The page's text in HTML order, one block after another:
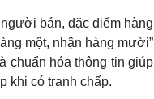
bán, đặc điểm hàng
một, nhận hàng mười”
chuẩn hóa thông tin giúp
khi có tranh chấp.